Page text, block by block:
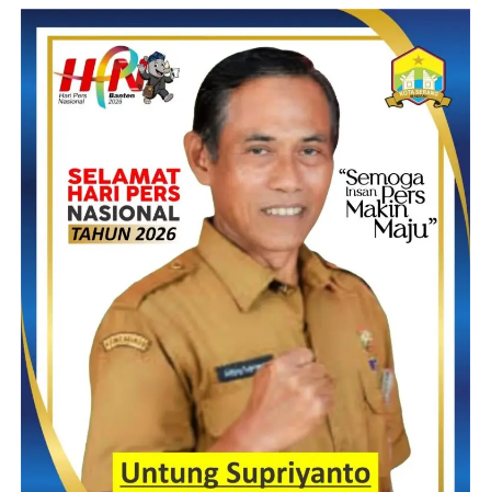
Sementara itu, Ketua BPC PHRI Bandung, H. Use Juhaya
mengapresiasi kunjungan silaturahmi yang dilakukan Ketua
PHRI Lebak beserta jajaran pengurusnya.
“Kami sangat terbuka, menyambut kunjungan ketua PHRI
Lebak dan jajaran, sangat merasa terhormat bisa menerima di
kota bandung. Semoga saja silaturahmi ini bisa saling
memotivasi kita untuk sama-sama membesarkan PHRI dan juga
pariwisata di kawasan masing-masing. Tadi kami juga bertukar